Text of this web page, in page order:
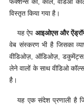
विस्तृत किया गया है।
यह ऐप आइओएस और
वेब संस्करण भी है जिसका
वीडिओज़, ऑडिओज़, डकुमेंट्स,
लेने वालों के साथ वीडिओ
है।
यह एक संदेश प्रणाली है